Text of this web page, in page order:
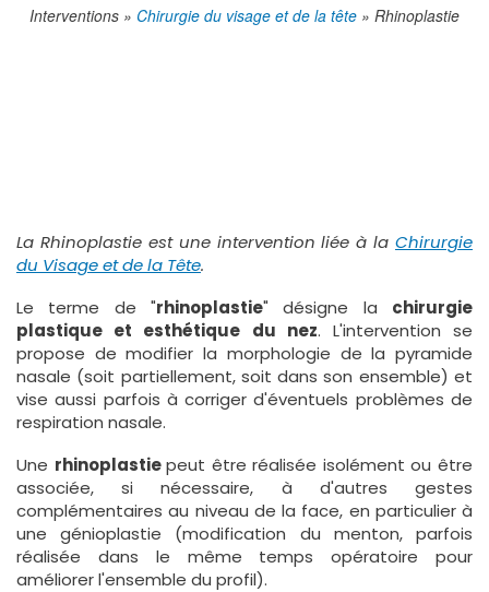
Interventions Chirurgie du visage et de la tête Rhinoplastie
La Rhinoplastie est une intervention liée à la Chirurgie
du Visage et de la Tête.
Le terme de "rhinoplastie" désigne la chirurgie
plastique et esthétique du nez. L'intervention se
propose de modifier la morphologie de la pyramide
nasale (soit partiellement, soit dans son ensemble) et
vise aussi parfois à corriger d'éventuels problèmes de
respiration nasale.
Une rhinoplastiepeut être réalisée isolément ou être
associée, si nécessaire, à d'autres gestes
complémentaires au niveau de la face, en particulier à
une génioplastie (modification du menton, parfois
réalisée dans le même temps opératoire pour
améliorer l'ensemble du profil).